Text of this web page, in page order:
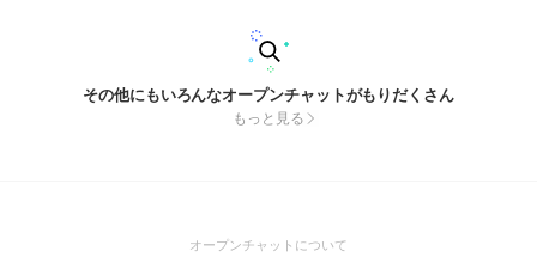
その他にもいろんなオープンチャットがもりだくさん
もっと見る
オープンチャットについて